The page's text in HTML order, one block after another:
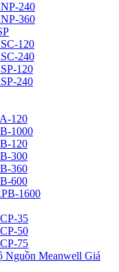
240
360
120
240
120
240
120
1000
120
300
360
600
1600
35
50
75
Nguồn Meanwell Giá